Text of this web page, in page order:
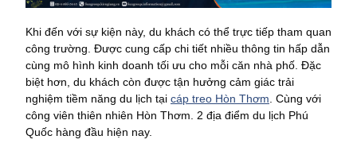
Khi đến với sự kiện này, du khách có thể trực tiếp tham quan
công trường. Được cung cấp chi tiết nhiều thông tin hấp dẫn
cùng mô hình kinh doanh tối ưu cho mỗi căn nhà phố. Đặc
biệt hơn, du khách còn được tận hưởng cảm giác trải
nghiệm tiềm năng du lịch tại cáp treo Hòn Thơm. Cùng với
công viên thiên nhiên Hòn Thơm. 2 địa điểm du lịch Phú
Quốc hàng đầu hiện nay.